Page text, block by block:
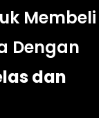
Membeli
Dengan
dan